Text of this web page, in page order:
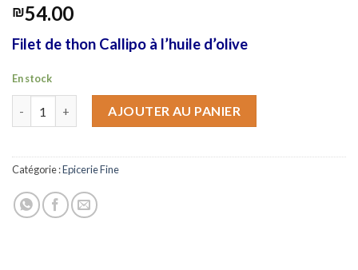
₪54.00
Filet de thon Callipo à l’huile d’olive
En stock
AJOUTER AU PANIER
Catégorie :Epicerie Fine